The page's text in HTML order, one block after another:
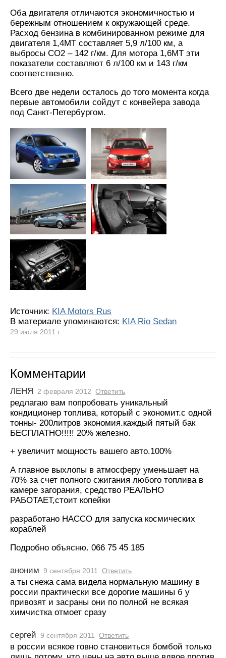
Оба двигателя отличаются экономичностью и
бережным отношением к окружающей среде.
Расход бензина в комбинированном режиме для
двигателя 1,4МТ составляет 5,9 л/100 км, а
выбросы СО2 – 142 г/км. Для мотора 1,6МТ эти
показатели составляют 6 л/100 км и 143 г/км
соответственно.
Всего две недели осталось до того момента когда
первые автомобили сойдут с конвейера завода
под Санкт-Петербургом.
Источник: KIA Motors Rus
В материале упоминаются: KIA Rio Sedan
29 июля 2011 г.
Комментарии
ЛЕНЯ 2 февраля 2012 Ответить
редлагаю вам попробовать уникальный
кондиционер топлива, который с экономит.с одной
тонны- 200литров экономия.каждый пятый бак
БЕСПЛАТНО!!!!! 20% железно.
+ увеличит мощность вашего авто.100%
А главное выхлопы в атмосферу уменьшает на
70% за счет полного сжигания любого топлива в
камере загорания, средство РЕАЛЬНО
РАБОТАЕТ,стоит копейки
разработано НАССО для запуска космических
кораблей
Подробно объясню. 066 75 45 185
аноним 9 сентября 2011 Ответить
а ты снежа сама видела нормальную машину в
россии практически все дорогие машины б у
привозят и засраны они по полной не всякая
химчистка отмоет сразу
сергей 9 сентября 2011 Ответить
в россии всякое говно становиться бомбой только